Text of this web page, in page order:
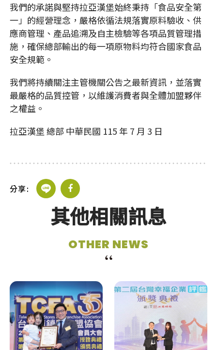
我們的承諾與堅持拉亞漢堡始終秉持「食品安全第
一」的經營理念，嚴格依循法規落實原料驗收、供
應商管理、產品追溯及自主檢驗等各項品質管理措
施，確保總部輸出的每一項原物料均符合國家食品
安全規範。
我們將持續關注主管機關公告之最新資訊，並落實
最嚴格的品質控管，以維護消費者與全體加盟夥伴
之權益。
拉亞漢堡 總部 中華民國 115 年 7 月 3 日
分享:
其他相關訊息
OTHER NEWS